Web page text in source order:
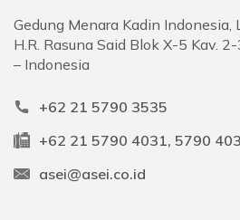
Gedung Menara Kadin Indonesia,
H.R. Rasuna Said Blok X-5 Kav.
– Indonesia
+62 21 5790 3535
+62 21 5790 4031, 5790
asei@asei.co.id